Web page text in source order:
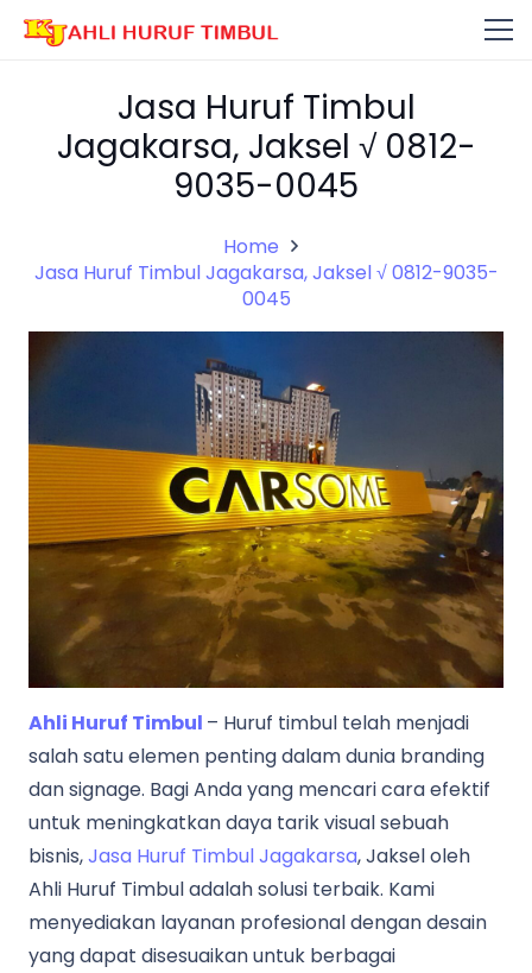
Jasa Huruf Timbul
Jagakarsa, Jaksel √ 0812-
9035-0045
Home
Jasa Huruf Timbul Jagakarsa, Jaksel √ 0812-9035-
0045
Ahli Huruf Timbul – Huruf timbul telah menjadi
salah satu elemen penting dalam dunia branding
dan signage. Bagi Anda yang mencari cara efektif
untuk meningkatkan daya tarik visual sebuah
bisnis,Jasa Huruf Timbul Jagakarsa, Jaksel oleh
Ahli Huruf Timbul adalah solusi terbaik. Kami
menyediakan layanan profesional dengan desain
yang dapat disesuaikan untuk berbagai